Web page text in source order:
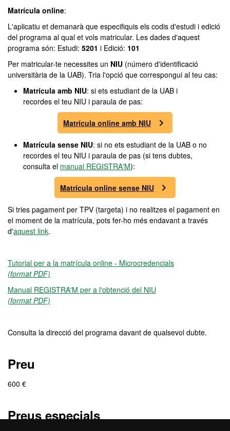
Matrícula online:
L'aplicatiu et demanarà que especifiquis els codis d'estudi i edició
del programa al qual et vols matricular. Les dades d'aquest
programa són: Estudi: 5201 i Edició: 101
Per matricular-te necessites un NIU (número d'identificació
universitària de la UAB). Tria l'opció que correspongui al teu cas:
Matrícula amb NIU: si ets estudiant de la UAB i
recordes el teu NIU i paraula de pas:
Matrícula online amb NIU
Matrícula sense NIU: si no ets estudiant de la UAB o no
recordes el teu NIU i paraula de pas (si tens dubtes,
consulta el manual REGISTRA'M):
Matrícula online sense NIU
Si tries pagament per TPV (targeta) i no realitzes el pagament en
el moment de la matrícula, pots fer-ho més endavant a través
d'aquest link.
Tutorial per a la matrícula online - Microcredencials
(format PDF)
Manual REGISTRA'M per a l'obtenció del NIU
(format PDF)
Consulta la direcció del programa davant de qualsevol dubte.
Preu
600 €
Preus especials